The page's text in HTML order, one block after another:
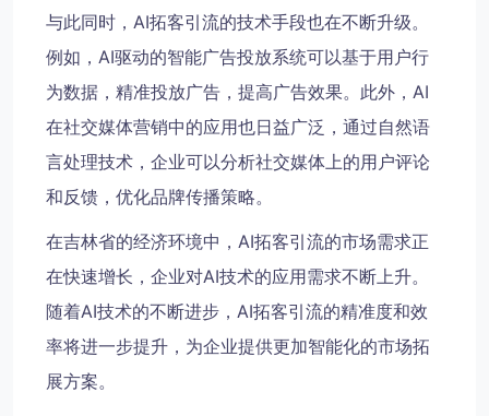
与此同时，AI拓客引流的技术手段也在不断升级。
例如，AI驱动的智能广告投放系统可以基于用户行
为数据，精准投放广告，提高广告效果。此外，AI
在社交媒体营销中的应用也日益广泛，通过自然语
言处理技术，企业可以分析社交媒体上的用户评论
和反馈，优化品牌传播策略。
在吉林省的经济环境中，AI拓客引流的市场需求正
在快速增长，企业对AI技术的应用需求不断上升。
随着AI技术的不断进步，AI拓客引流的精准度和效
率将进一步提升，为企业提供更加智能化的市场拓
展方案。